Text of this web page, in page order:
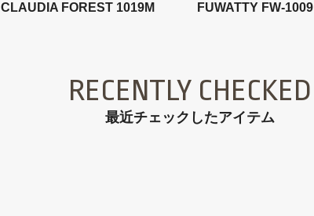
CLAUDIA FOREST 1019M FUWATTY FW-1009
RECENTLY CHECKED
最近チェックしたアイテム